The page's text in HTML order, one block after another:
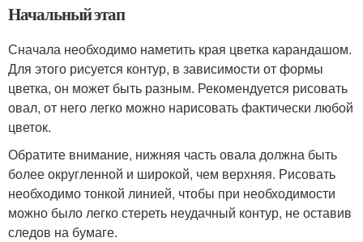
Начальный этап
Сначала необходимо наметить края цветка карандашом.
Для этого рисуется контур, в зависимости от формы
цветка, он может быть разным. Рекомендуется рисовать
овал, от него легко можно нарисовать фактически любой
цветок.
Обратите внимание, нижняя часть овала должна быть
более округленной и широкой, чем верхняя. Рисовать
необходимо тонкой линией, чтобы при необходимости
можно было легко стереть неудачный контур, не оставив
следов на бумаге.